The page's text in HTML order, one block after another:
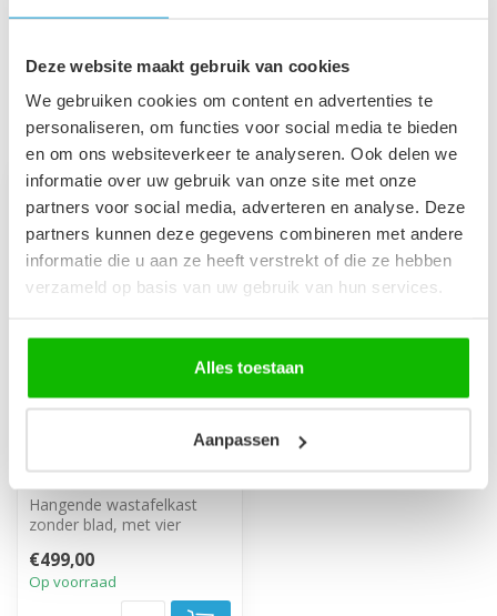
Deze website maakt gebruik van cookies
We gebruiken cookies om content en advertenties te
personaliseren, om functies voor social media te bieden
en om ons websiteverkeer te analyseren. Ook delen we
informatie over uw gebruik van onze site met onze
partners voor social media, adverteren en analyse. Deze
partners kunnen deze gegevens combineren met andere
informatie die u aan ze heeft verstrekt of die ze hebben
verzameld op basis van uw gebruik van hun services.
Alles toestaan
Aanpassen
Specificaties
Recent bekeken
Wastafelkast Angela
zwart houtnerf
Hangende wastafelkast
zonder blad, met vier
€499,00
Op voorraad